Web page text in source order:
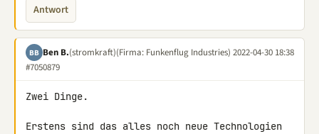
Antwort
BB Ben B.(stromkraft)(Firma: Funkenflug Industries) 2022-04-30 18:38
#7050879
Zwei Dinge.
Erstens sind das alles noch neue Technologien